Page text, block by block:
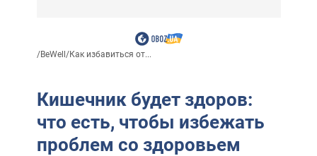
/BeWell/Как избавиться от...
Кишечник будет здоров:
что есть, чтобы избежать
проблем со здоровьем